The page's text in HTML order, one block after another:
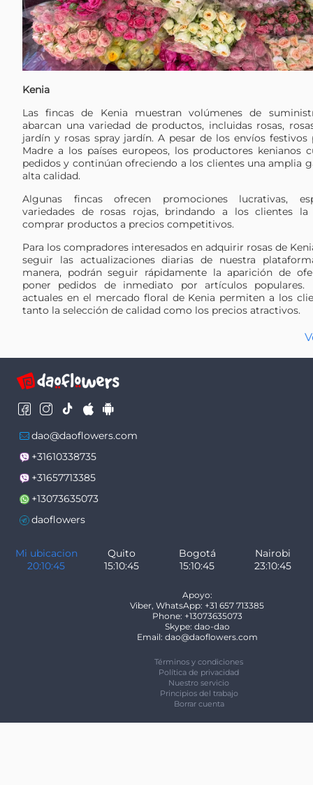
Kenia
Las fincas de Kenia muestran volúmenes de
abarcan una variedad de productos, incluidas rosas,
jardín y rosas spray jardín. A pesar de los envíos festivos
Madre a los países europeos, los productores kenianos
pedidos y continúan ofreciendo a los clientes una amplia
alta calidad.
Algunas fincas ofrecen promociones lucrativas,
variedades de rosas rojas, brindando a los clientes
comprar productos a precios competitivos.
Para los compradores interesados ​​en adquirir rosas de
seguir las actualizaciones diarias de nuestra
manera, podrán seguir rápidamente la aparición de
poner pedidos de inmediato por artículos populares.
actuales en el mercado floral de Kenia permiten a los
tanto la selección de calidad como los precios atractivos.
dao@daoflowers.com
+31610338735
+31657713385
+13073635073
daoflowers
Mi ubicacion
20:10:45
Quito
15:10:45
Bogotá
15:10:45
Nairobi
23:10:45
Apoyo:
Viber, WhatsApp: +31 657 713385
Phone: +13073635073
Skype: dao-dao
Email: dao@daoflowers.com
Términos y condiciones
Política de privacidad
Nuestro servicio
Principios del trabajo
Borrar cuenta